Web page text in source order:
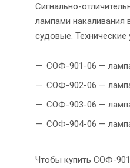
Сигнально-
лампами накаливания
судовые.
СОФ-901-06 —
СОФ-902-06 —
СОФ-903-06 —
СОФ-904-06 —
Чтобы купить СОФ-